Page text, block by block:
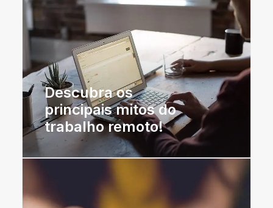
Descubra os
principais mitos do
trabalho remoto!